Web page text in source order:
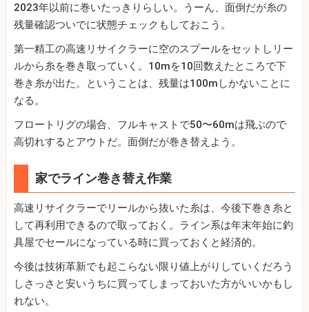
2023年以前に巻いたっきりらしい。うーん、面倒だが糸の
残量確認ついでに状態チェックもしておこう。
第一精工の高速リサイクラーに空のスプールをセットしリー
ルから糸を巻き取っていく。10mを10回数えたところで下
巻き糸が出た。ということは、残量は100mしかないことに
なる。
フロートリグの場合、フルキャストで50〜60mは飛ぶので
高切れするとアウトだ。面倒だが巻き替えよう。
家でライン巻き替え作業
高速リサイクラーでリールから抜いた糸は、今後下巻き糸と
して再利用できるので取っておく。ライン系は年末年始に釣
具屋でセールになっている時に買っておくと経済的。
今後は技術革新でも起こらない限り値上がりしていくだろう
しさっさと安いうちに買ってしまっておいた方がいいかもし
れない。